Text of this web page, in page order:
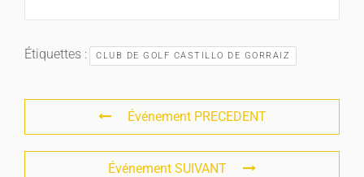
Étiquettes : CLUB DE GOLF CASTILLO DE GORRAIZ
Événement PRECEDENT
Événement SUIVANT